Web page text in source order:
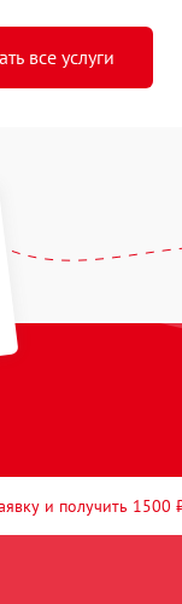
все услуги
и получить 1500